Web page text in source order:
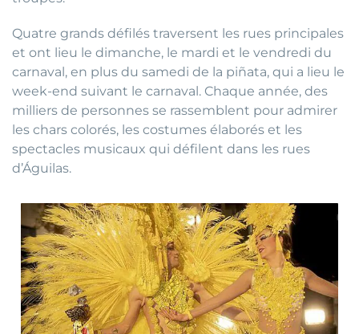
Quatre grands défilés traversent les rues principales
et ont lieu le dimanche, le mardi et le vendredi du
carnaval, en plus du samedi de la piñata, qui a lieu le
week-end suivant le carnaval. Chaque année, des
milliers de personnes se rassemblent pour admirer
les chars colorés, les costumes élaborés et les
spectacles musicaux qui défilent dans les rues
d’Águilas.